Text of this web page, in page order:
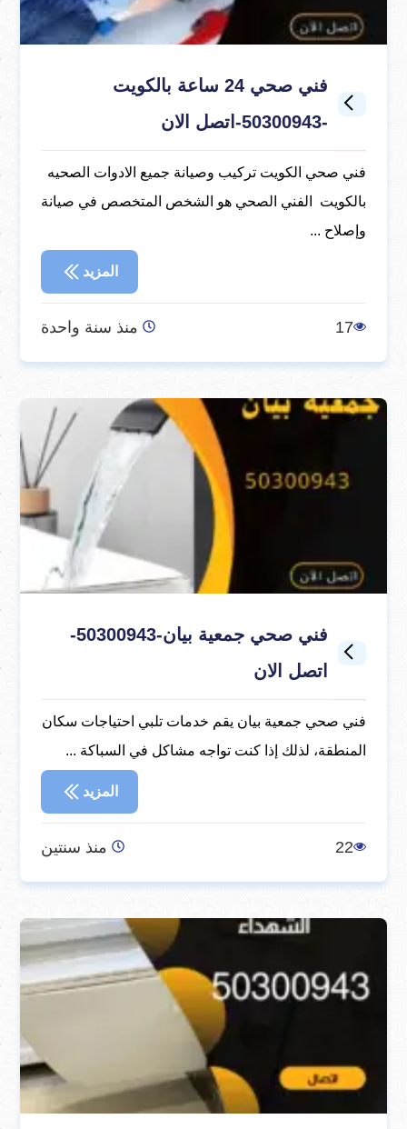
فني صحي 24 ساعة بالكويت
-50300943-اتصل الان
فني صحي الكويت تركيب وصيانة جميع الادوات الصحيه
بالكويت الفني الصحي هو الشخص المتخصص في صيانة
وإصلاح ...
المزيد
17 منذ سنة واحدة
فني صحي جمعية بيان-50300943-
اتصل الان
فني صحي جمعية بيان يقم خدمات تلبي احتياجات سكان
المنطقة، لذلك إذا كنت تواجه مشاكل في السباكة ...
المزيد
22 منذ سنتين